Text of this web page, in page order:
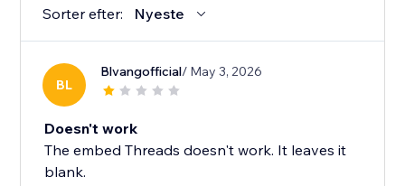
Sorter efter: Nyeste
BL
Blvangofficial/ May 3, 2026
Doesn't work
The embed Threads doesn't work. It leaves it
blank.